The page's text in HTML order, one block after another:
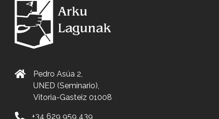
Pedro Asúa 2,
UNED (Seminario),
Vitoria-Gasteiz 01008
+34 629 959 439